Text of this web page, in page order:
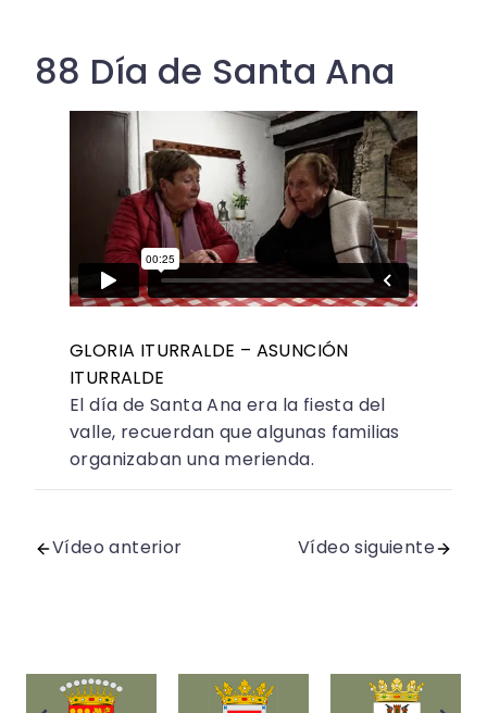
88 Día de Santa Ana
GLORIA ITURRALDE – ASUNCIÓN
ITURRALDE
El día de Santa Ana era la fiesta del
valle, recuerdan que algunas familias
organizaban una merienda.
Vídeo anterior Vídeo siguiente